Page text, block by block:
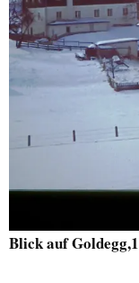
Blick auf